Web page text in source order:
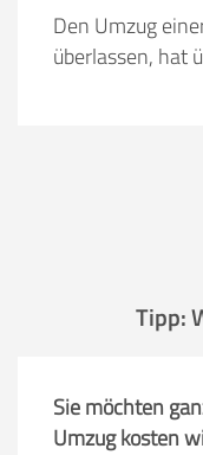
Den Umzug
überlassen, hat
Tipp:
Sie möchten
Umzug kosten